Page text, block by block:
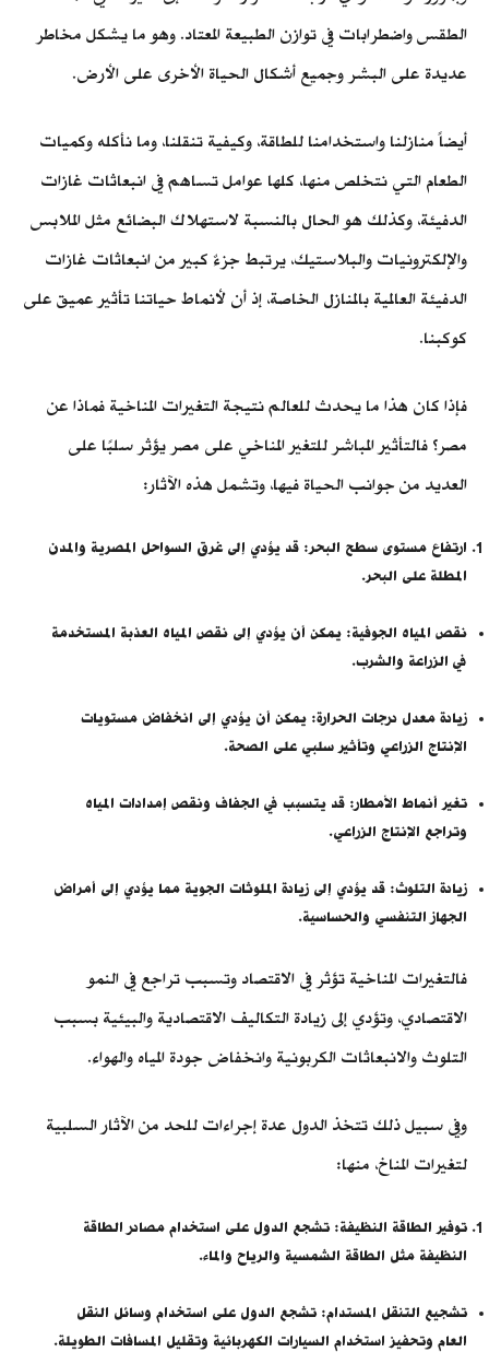
الطقس واضطرابات في توازن الطبيعة المعتاد. وهو ما يشكل مخاطر
عديدة على البشر وجميع أشكال الحياة الأخرى على الأرض.
أيضاً منازلنا واستخدامنا للطاقة، وكيفية تنقلنا، وما نأكله وكميات
الطعام التي نتخلص منها، كلها عوامل تساهم في انبعاثات غازات
الدفيئة، وكذلك هو الحال بالنسبة لاستهلاك البضائع مثل الملابس
والإلكترونيات والبلاستيك، يرتبط جزءٌ كبير من انبعاثات غازات
الدفيئة العالمية بالمنازل الخاصة، إذ أن لأنماط حياتنا تأثير عميق على
كوكبنا.
فإذا كان هذا ما يحدث للعالم نتيجة التغيرات المناخية فماذا عن
مصر؟ فالتأثير المباشر للتغير المناخي على مصر يؤثر سلبًا على
العديد من جوانب الحياة فيها، وتشمل هذه الآثار:
ارتفاع مستوى سطح البحر: قد يؤدي إلى غرق السواحل المصرية والمدن
المطلة على البحر.
نقص المياه الجوفية: يمكن أن يؤدي إلى نقص المياه العذبة المستخدمة
في الزراعة والشرب.
زيادة معدل درجات الحرارة: يمكن أن يؤدي إلى انخفاض مستويات
الإنتاج الزراعي وتأثير سلبي على الصحة.
تغير أنماط الأمطار: قد يتسبب في الجفاف ونقص إمدادات المياه
وتراجع الإنتاج الزراعي.
زيادة التلوث: قد يؤدي إلى زيادة الملوثات الجوية مما يؤدي إلى أمراض
الجهاز التنفسي والحساسية.
فالتغيرات المناخية تؤثر في الاقتصاد وتسبب تراجع في النمو
الاقتصادي، وتؤدي إلى زيادة التكاليف الاقتصادية والبيئية بسبب
التلوث والانبعاثات الكربونية وانخفاض جودة المياه والهواء.
وفي سبيل ذلك تتخذ الدول عدة إجراءات للحد من الآثار السلبية
لتغيرات المناخ، منها:
توفير الطاقة النظيفة: تشجع الدول على استخدام مصادر الطاقة
النظيفة مثل الطاقة الشمسية والرياح والماء.
تشجيع التنقل المستدام: تشجع الدول على استخدام وسائل النقل
العام وتحفيز استخدام السيارات الكهربائية وتقليل المسافات الطويلة.